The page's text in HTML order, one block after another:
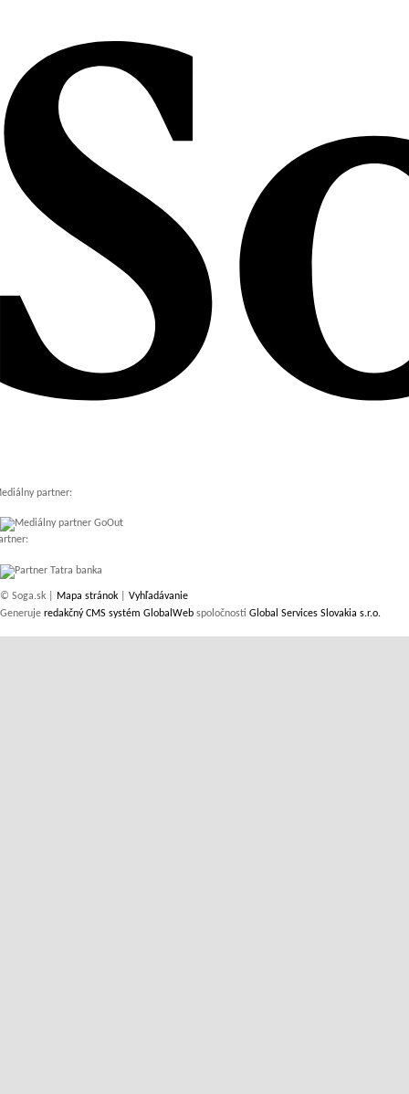
partner:
© Soga.sk | Mapa stránok
Vyhľadávanie
Generuje redakčný CMS systém GlobalWeb spoločnosti Global Services Slovakia s.r.o.